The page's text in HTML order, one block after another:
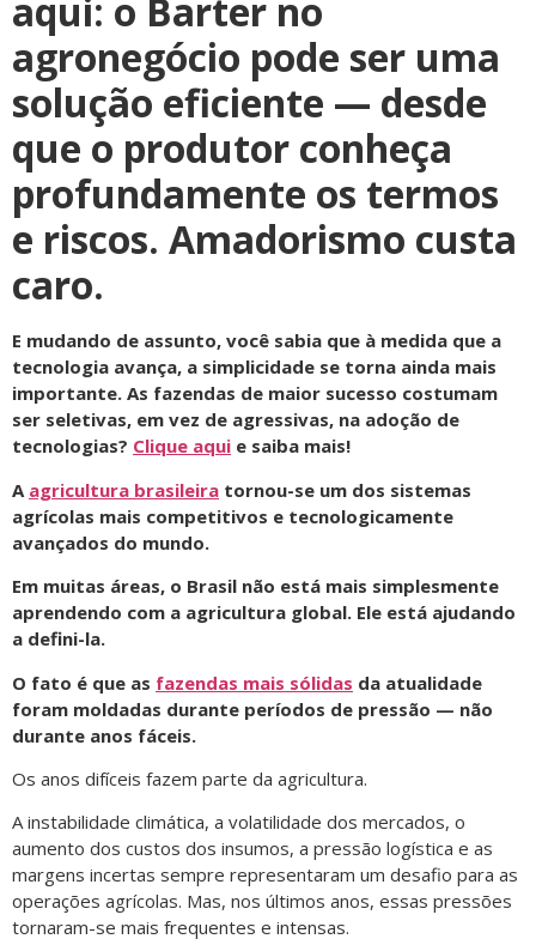
aqui: o Barter no
agronegócio pode ser uma
solução eficiente — desde
que o produtor conheça
profundamente os termos
e riscos. Amadorismo custa
caro.
E mudando de assunto, você sabia que à medida que a
tecnologia avança, a simplicidade se torna ainda mais
importante. As fazendas de maior sucesso costumam
ser seletivas, em vez de agressivas, na adoção de
tecnologias? Clique aqui e saiba mais!
A agricultura brasileira tornou-se um dos sistemas
agrícolas mais competitivos e tecnologicamente
avançados do mundo.
Em muitas áreas, o Brasil não está mais simplesmente
aprendendo com a agricultura global. Ele está ajudando
a defini-la.
O fato é que as fazendas mais sólidas da atualidade
foram moldadas durante períodos de pressão — não
durante anos fáceis.
Os anos difíceis fazem parte da agricultura.
A instabilidade climática, a volatilidade dos mercados, o
aumento dos custos dos insumos, a pressão logística e as
margens incertas sempre representaram um desafio para as
operações agrícolas. Mas, nos últimos anos, essas pressões
tornaram-se mais frequentes e intensas.